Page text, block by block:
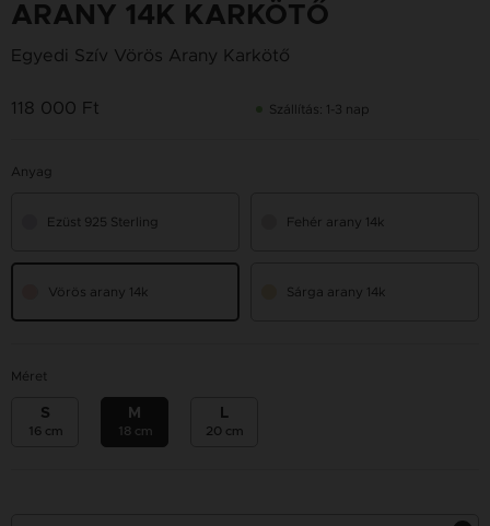
ARANY 14K KARKÖTŐ
Egyedi Szív Vörös Arany Karkötő
118 000 Ft Szállítás: 1-3 nap
Anyag
Ezüst 925 Sterling Fehér arany 14k
Vörös arany 14k Sárga arany 14k
Méret
S
16 cm
M
18 cm
L
20 cm